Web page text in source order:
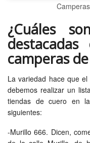
¿Cuáles
camperas
La variedad hace que
debemos realizar un
tiendas de cuero en
siguientes:
-Murillo 666. Dicen,